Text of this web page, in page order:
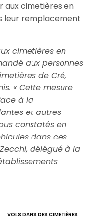
aux cimetières en
leur remplacement
cimetières en
aux personnes
de Cré,
« Cette mesure
à la
et autres
constatés en
dans ces
délégué à la
VOLS DANS DES CIMETIÈRES